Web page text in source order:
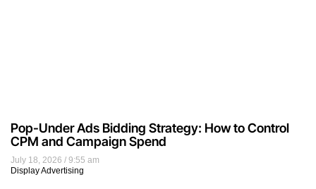
July 18, 2026
9:55 am
Display Advertising
Pop-Under Ads Bidding Strategy: How to Control
CPM and Campaign Spend